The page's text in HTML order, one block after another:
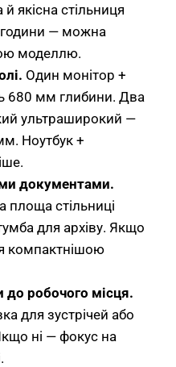
якісна стільниця
— можна
моделлю.
Один монітор +
680 мм глибини. Два
ультраширокий —
Ноутбук +
документами.
площа стільниці
для архіву. Якщо
компактнішою
робочого місця.
для зустрічей або
ні — фокус на